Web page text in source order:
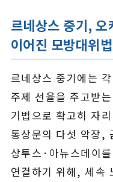
르네상스 중기,
이어진 모방대위법
르네상스 중기에는
주제 선율을 주고받
기법으로 확고히 자
통상문의 다섯 악장,
상투스·아뉴스데이
연결하기 위해, 세속